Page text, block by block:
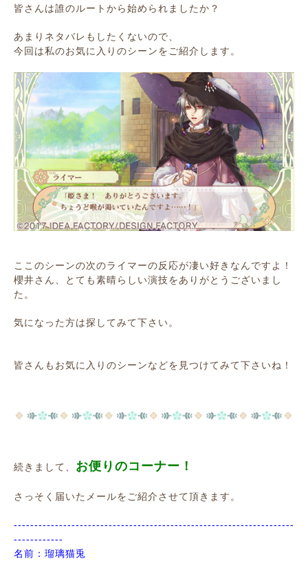
皆さんは誰のルートから始められましたか？
あまりネタバレもしたくないので、
今回は私のお気に入りのシーンをご紹介します。
ここのシーンの次のライマーの反応が凄い好きなんですよ！
櫻井さん、とても素晴らしい演技をありがとうございまし
た。
気になった方は探してみて下さい。
皆さんもお気に入りのシーンなどを見つけてみて下さいね！
続きまして、 お便りのコーナー！
さっそく届いたメールをご紹介させて頂きます。
--------------------------------------------------------------------
------------
名前：瑠璃猫兎